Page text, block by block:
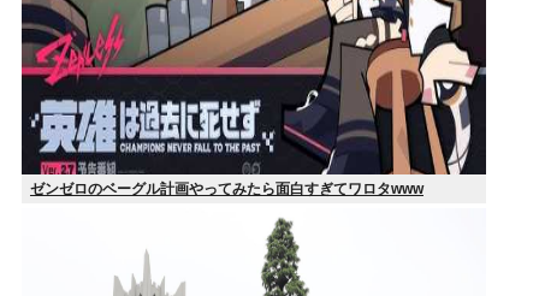
ゼンゼロのベーグル計画やってみたら面白すぎてワロタwww